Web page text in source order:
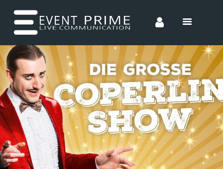
HOME
CONCEPTS
ENTERTAINMENT
INCENTIVES
TEAM
CONTACT